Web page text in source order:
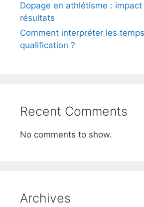
Dopage en athlétisme : impact
résultats
Comment interpréter les
qualification ?
Recent Comments
No comments to show.
Archives